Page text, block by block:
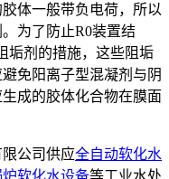
体一般带负电荷，所以
为了防止R0装置结
垢剂的措施，这些阻垢
免阳离子型混凝剂与阴
成的胶体化合物在膜面
公司供应全自动软化水
炉软化水设备等工业水处